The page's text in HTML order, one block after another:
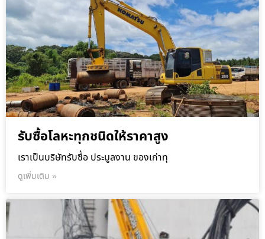
รับซื้อโลหะทุกชนิดให้ราคาสูง
เราเป็นบริษัทรับซื้อ ประมูลงาน ของเก่าทุ
ดูเพิ่มเติม »